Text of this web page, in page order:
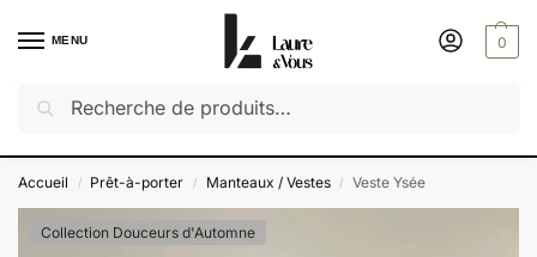
MENU 0
Découvrez notre dernière collection : Saveurs d'été
Accueil / Prêt-à-porter / Manteaux / Vestes / Veste Ysée
Collection Douceurs d'Automne